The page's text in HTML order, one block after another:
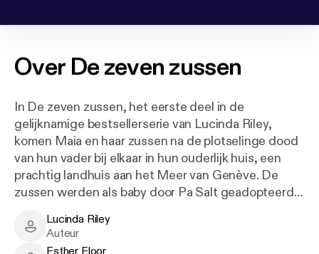
Over De zeven zussen
In De zeven zussen, het eerste deel in de
gelijknamige bestsellerserie van Lucinda Riley,
komen Maia en haar zussen na de plotselinge dood
van hun vader bij elkaar in hun ouderlijk huis, een
prachtig landhuis aan het Meer van Genève. De
zussen werden als baby door Pa Salt geadopteerd
mysterieuze verwijzing naar hun afkomst.
Lucinda Riley - Author
Lucinda Riley
Auteur
Esther Floor